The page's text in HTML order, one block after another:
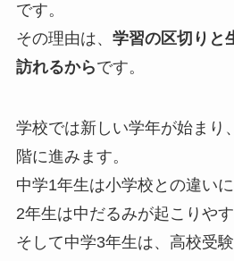
です。
その理由は、 学習の区切りと
訪れるからです。
学校では新しい学年が始まり
階に進みます。
中学1年生は小学校との違い
2年生は中だるみが起こりやす
そして中学3年生は、高校受